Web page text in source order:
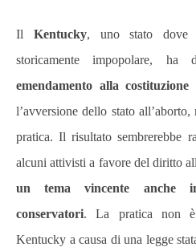
Il Kentucky, uno stato dove
storicamente impopolare,
emendamento alla costituzione
l’avversione dello stato
pratica. Il risultato sembrerebbe
alcuni attivisti a favore del diritto
un tema vincente anche
conservatori. La pratica non è
Kentucky a causa di una legge